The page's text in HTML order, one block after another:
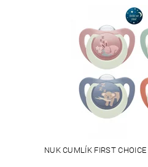
NUK CUMLÍK FIRST